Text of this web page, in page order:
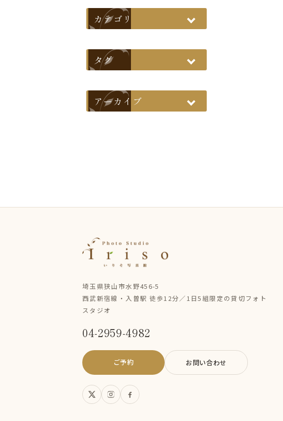
カテゴリ
タグ
アーカイブ
埼玉県狭山市水野456-5
西武新宿線・入曽駅 徒歩12分／1日5組限定の貸切フォト
スタジオ
04-2959-4982
ご予約 お問い合わせ